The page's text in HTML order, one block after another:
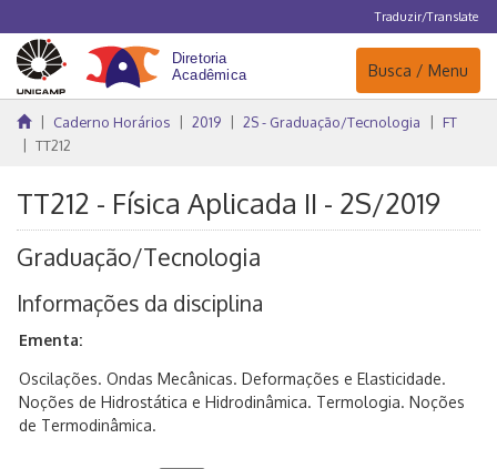
Traduzir/Translate
Navegação
Busca / Menu
Caderno Horários 2019 2S - Graduação/Tecnologia
FT
TT212
TT212 - Física Aplicada II - 2S/2019
Graduação/Tecnologia
Informações da disciplina
Ementa:
Oscilações. Ondas Mecânicas. Deformações e Elasticidade.
Noções de Hidrostática e Hidrodinâmica. Termologia. Noções
de Termodinâmica.